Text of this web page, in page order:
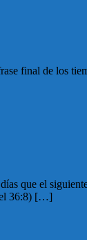
final de los
que el
36:8) […]